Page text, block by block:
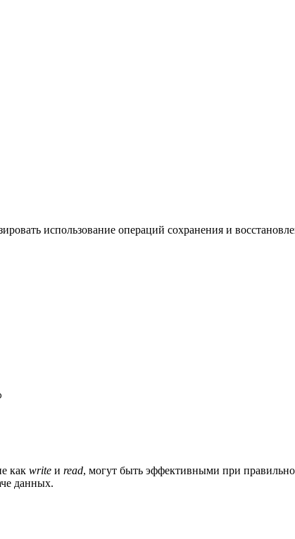
использование операций сохранения и
как write и read, могут быть эффективными при
данных.